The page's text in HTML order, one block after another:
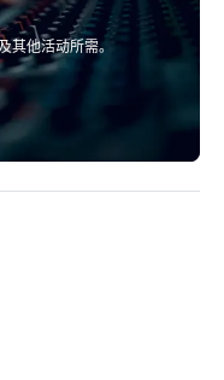
smart, reliable
make the end-user
seamless from start to
其他活动所需。